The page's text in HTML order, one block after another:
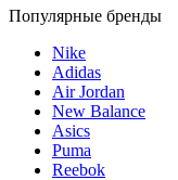
Популярные бренды
Nike
Adidas
Air Jordan
New Balance
Asics
Puma
Reebok